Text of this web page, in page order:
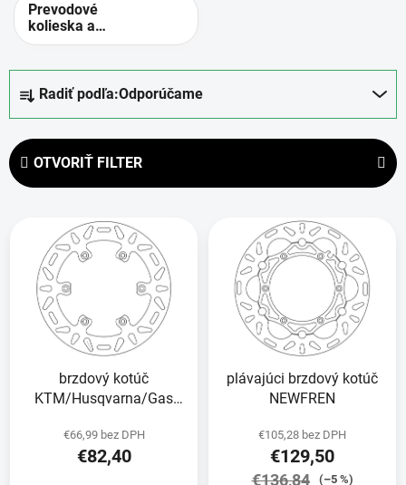
Prevodové
kolieska a
rozety -
prevody
e
n
Radiť podľa:Odporúčame
OTVORIŤ FILTER
brzdový kotúč
KTM/Husqvarna/Gas
€66,99 bez DPH
€82,40
plávajúci brzdový kotúč
NEWFREN
€105,28 bez DPH
€129,50
€136,84 (–5 %)